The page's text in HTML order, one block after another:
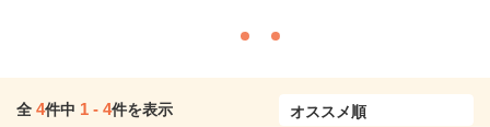
全 4件中 1 - 4件を表示